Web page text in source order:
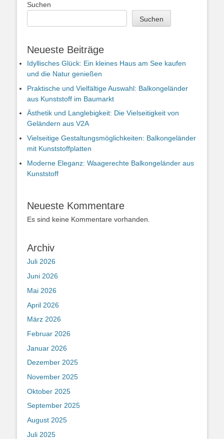
Suchen
Suchen
Neueste Beiträge
Idyllisches Glück: Ein kleines Haus am See kaufen
und die Natur genießen
Praktische und Vielfältige Auswahl: Balkongeländer
aus Kunststoff im Baumarkt
Ästhetik und Langlebigkeit: Die Vielseitigkeit von
Geländern aus V2A
Vielseitige Gestaltungsmöglichkeiten: Balkongeländer
mit Kunststoffplatten
Moderne Eleganz: Waagerechte Balkongeländer aus
Kunststoff
Neueste Kommentare
Es sind keine Kommentare vorhanden.
Archiv
Juli 2026
Juni 2026
Mai 2026
April 2026
März 2026
Februar 2026
Januar 2026
Dezember 2025
November 2025
Oktober 2025
September 2025
August 2025
Juli 2025